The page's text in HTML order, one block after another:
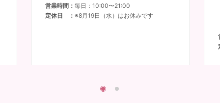
営業時間
毎日：10:00〜21:00
定休日
※8月19日（水）はお休みです